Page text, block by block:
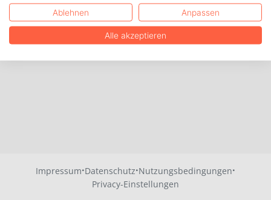
Impressum·Datenschutz·Nutzungsbedingungen·
Privacy-Einstellungen
Ablehnen Anpassen
Alle akzeptieren